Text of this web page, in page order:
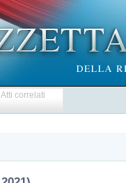
Atti correlati